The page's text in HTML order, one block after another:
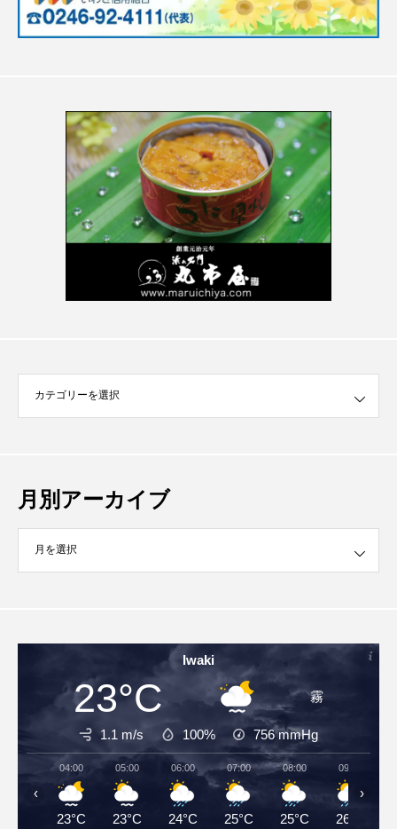
月別アーカイブ
ブ
Iwaki
23°C 霧
1.1 m/s 100% 756mmHg
04:00
23°C
05:00
23°C
06:00
24°C
07:00
25°C
08:00
25°C
09:00
26°C
‹ ›